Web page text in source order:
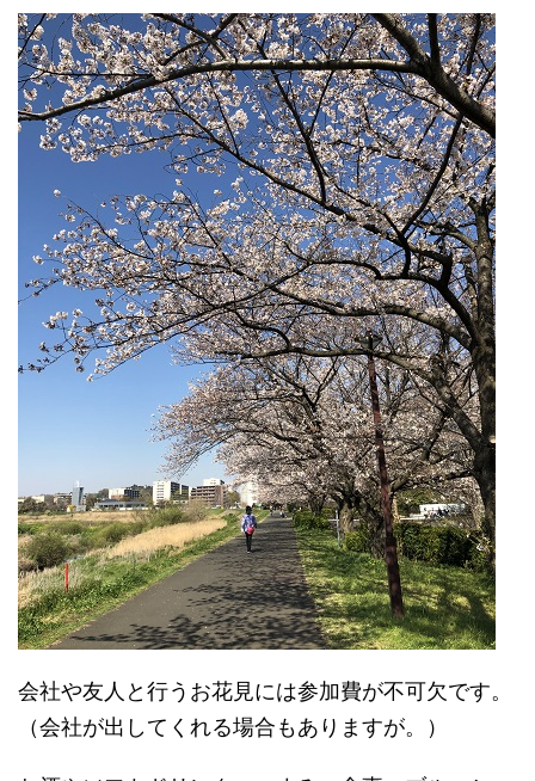
会社や友人と行うお花見には参加費が不可欠です。
（会社が出してくれる場合もありますが。）